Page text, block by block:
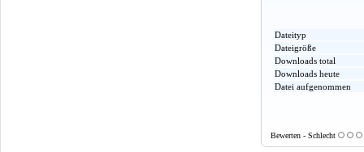
Dateityp
Dateigröße
Downloads total
Downloads heute
Datei aufgenommen
Bewerten - Schlecht